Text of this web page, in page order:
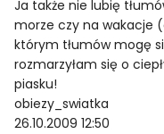
Ja także nie lubię
morze czy na wakacje
którym tłumów mogę
rozmarzyłam się o
piasku!
obiezy_swiatka
26.10.2009 12:50